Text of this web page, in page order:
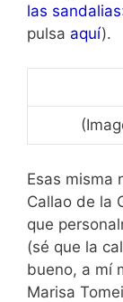
las
pulsa aquí).
Esas misma
Callao de la
que
(sé que la
bueno, a mí
Marisa